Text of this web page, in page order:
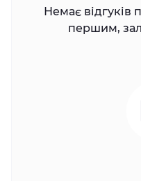
Немає відгуків
першим,